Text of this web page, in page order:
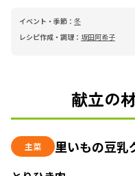
イベント・季節： 冬
レシピ作成・調理： 坂田阿希子
献立の
主菜 里いもの豆乳